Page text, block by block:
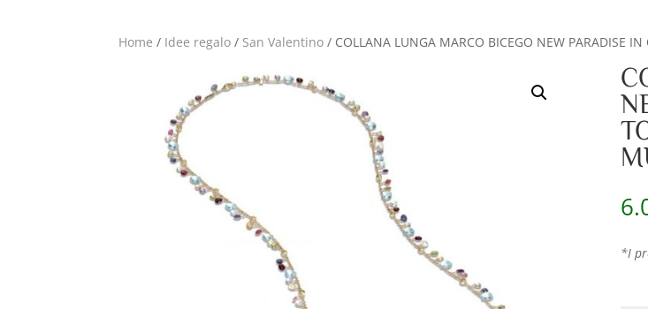
Home / Idee regalo / San Valentino / COLLANA LUNGA MARCO BICEGO NEW PARADISE
*I